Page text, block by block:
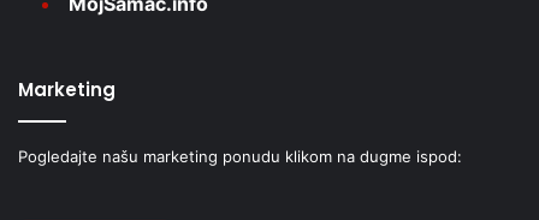
Marketing
Pogledajte našu marketing ponudu klikom na dugme ispod: